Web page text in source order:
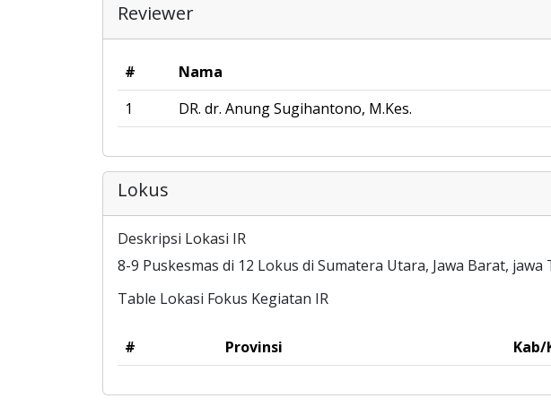
Reviewer
# Nama
1
DR. dr. Anung Sugihantono, M.Kes.
Lokus
Deskripsi Lokasi IR
8-9 Puskesmas di 12 Lokus di Sumatera Utara, Jawa Barat,
Table Lokasi Fokus Kegiatan IR
# Provinsi Kab/